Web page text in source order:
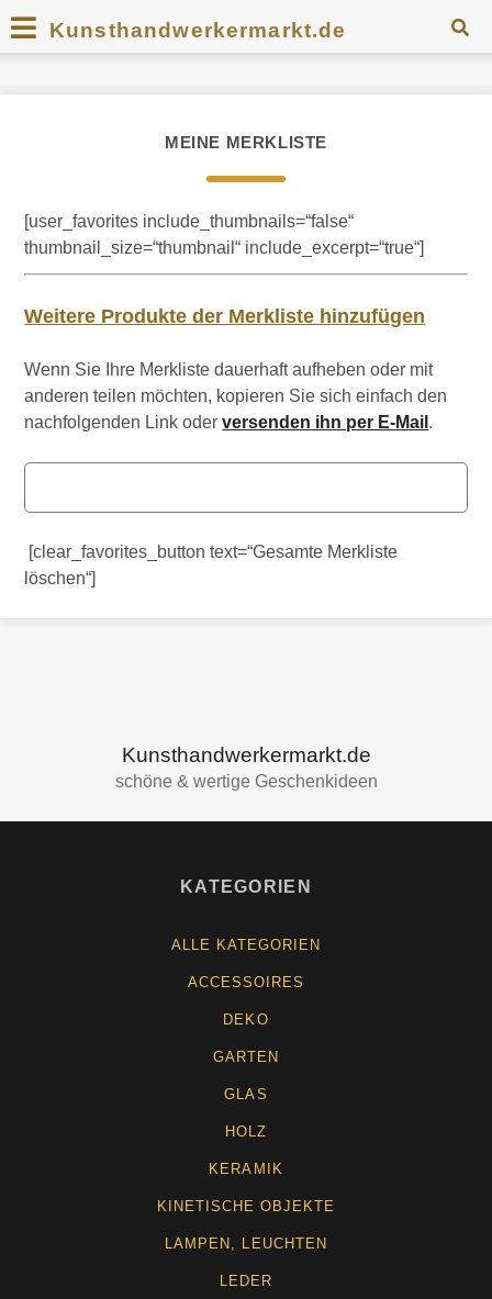
Kunsthandwerkermarkt.de
MEINE MERKLISTE
[user_favorites include_thumbnails=“false“
thumbnail_size=“thumbnail“ include_excerpt=“true“]
Weitere Produkte der Merkliste hinzufügen
Wenn Sie Ihre Merkliste dauerhaft aufheben oder mit
anderen teilen möchten, kopieren Sie sich einfach den
nachfolgenden Link oderversenden ihn per E-Mail .
[clear_favorites_button text=“Gesamte Merkliste
löschen“]
Kunsthandwerkermarkt.de
schöne & wertige Geschenkideen
KATEGORIEN
ALLE KATEGORIEN
ACCESSOIRES
DEKO
GARTEN
GLAS
HOLZ
KERAMIK
KINETISCHE OBJEKTE
LAMPEN, LEUCHTEN
LEDER